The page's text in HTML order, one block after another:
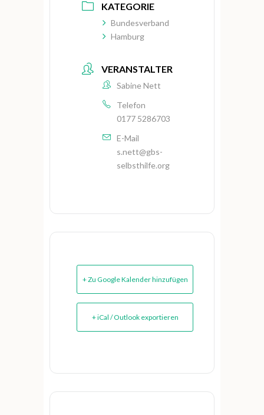
KATEGORIE
Bundesverband
Hamburg
VERANSTALTER
Sabine Nett
Telefon
0177 5286703
E-Mail
s.nett@gbs-
selbsthilfe.org
+ Zu Google Kalender hinzufügen
+ iCal / Outlook exportieren